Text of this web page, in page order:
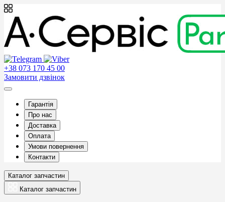
+38 073 170 45 00
Замовити дзвінок
Гарантія
Про нас
Доставка
Оплата
Умови повернення
Контакти
Каталог запчастин
Каталог запчастин